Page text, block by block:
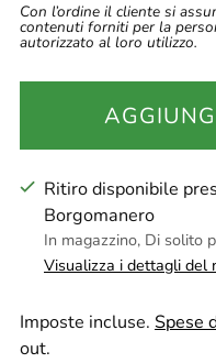
Con l’ordine il cliente si
contenuti forniti per la
autorizzato al loro utilizzo.
Ritiro disponibile
Borgomanero
In magazzino, Di solito
Visualizza i dettagli del
Imposte incluse. Spese
out.